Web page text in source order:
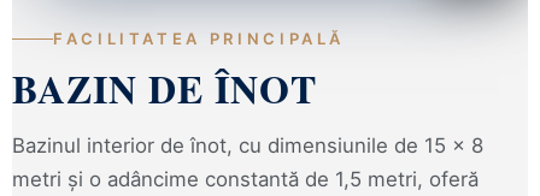
FACILITATEA PRINCIPALĂ
BAZIN DE ÎNOT
Bazinul interior de înot, cu dimensiunile de 15 × 8
metri și o adâncime constantă de 1,5 metri, oferă